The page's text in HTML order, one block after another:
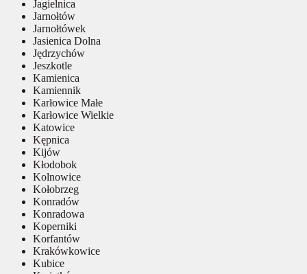
Jagielnica
Jarnołtów
Jarnołtówek
Jasienica Dolna
Jędrzychów
Jeszkotle
Kamienica
Kamiennik
Karłowice Małe
Karłowice Wielkie
Katowice
Kępnica
Kijów
Kłodobok
Kolnowice
Kołobrzeg
Konradów
Konradowa
Koperniki
Korfantów
Krakówkowice
Kubice